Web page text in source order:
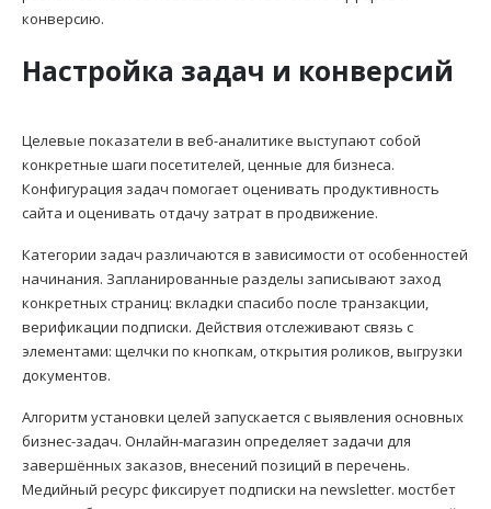
конверсию.
Настройка задач и конверсий
Целевые показатели в веб-аналитике выступают собой
конкретные шаги посетителей, ценные для бизнеса.
Конфигурация задач помогает оценивать продуктивность
сайта и оценивать отдачу затрат в продвижение.
Категории задач различаются в зависимости от особенностей
начинания. Запланированные разделы записывают заход
конкретных страниц: вкладки спасибо после транзакции,
верификации подписки. Действия отслеживают связь с
элементами: щелчки по кнопкам, открытия роликов, выгрузки
документов.
Алгоритм установки целей запускается с выявления основных
бизнес-задач. Онлайн-магазин определяет задачи для
завершённых заказов, внесений позиций в перечень.
Медийный ресурс фиксирует подписки на newsletter. мостбет